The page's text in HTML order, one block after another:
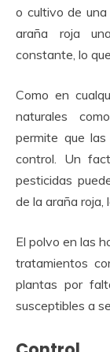
o cultivo de
araña roja
constante, lo
Como en
naturales
permite que
control. Un
pesticidas
de la araña roja,
El polvo en las
tratamientos
plantas por
susceptibles a